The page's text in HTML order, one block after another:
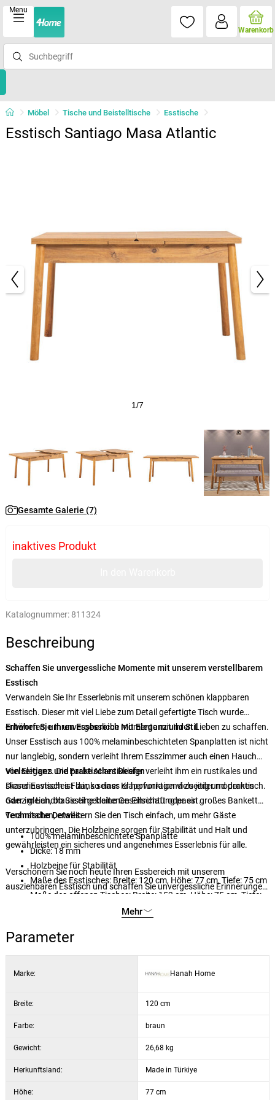
Menu
Warenkorb
Möbel Tische und Beistelltische Esstische
Esstisch Santiago Masa Atlantic
1/7
Gesamte Galerie (7)
inaktives Produkt
Katalognummer: 811324
Beschreibung
Schaffen Sie unvergessliche Momente mit unserem verstellbarem
Esstisch
Verwandeln Sie Ihr Esserlebnis mit unserem schönen klappbaren
Esstisch. Dieser mit viel Liebe zum Detail gefertigte Tisch wurde
entworfen, um unvergessliche Momente mit Ihren Lieben zu schaffen.
Erhöhen Sie Ihren Essbereich mit Eleganz und Stil
Unser Esstisch aus 100% melaminbeschichteten Spanplatten ist nicht
nur langlebig, sondern verleiht Ihrem Esszimmer auch einen Hauch
von Eleganz. Die Farbe Atlantikkiefer verleiht ihm ein rustikales und
skandinavisches Flair, so dass er hervorragend zu jeder modernen
oder im Landhausstil gehaltenen Einrichtung passt.
Vielseitiges und praktisches Design
Dieser Esstisch ist dank seiner Klappfunktion vielseitig und praktisch.
Ganz gleich, ob Sie eine kleine Gesellschaft oder ein großes Bankett
veranstalten, erweitern Sie den Tisch einfach, um mehr Gäste
unterzubringen. Die Holzbeine sorgen für Stabilität und Halt und
gewährleisten ein sicheres und angenehmes Esserlebnis für alle.
Technische Details:
100% melaminbeschichtete Spanplatte
Dicke: 18 mm
Holzbeine für Stabilität
Maße des Esstisches: Breite: 120 cm, Höhe: 77 cm, Tiefe: 75 cm
Maße des offenen Tisches: Breite: 153 cm, Höhe: 75 cm, Tiefe:
Verschönern Sie noch heute Ihren Essbereich mit unserem
ausziehbaren Esstisch und schaffen Sie unvergessliche Erinnerungen
Kombination aus Eleganz, Vielseitigkeit und Praktikabilität.
Mehr
Parameter
Marke: Hanah Home
Breite: 120 cm
Farbe: braun
Gewicht: 26,68 kg
Herkunftsland: Made in Türkiye
Höhe: 77 cm